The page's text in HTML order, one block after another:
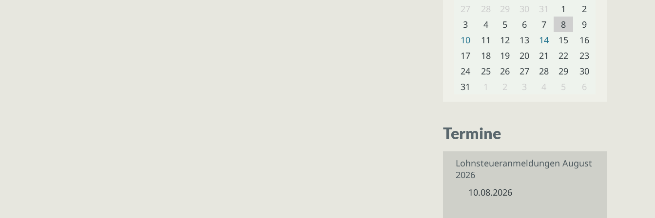
27
28 29 30 31 1
2
3
4 5 6 7 8
9
10
11 12 13 14 15
16
17
18 19 20 21 22
23
24
25 26 27 28 29
30
31
1 2 3 4 5 6
Termine
Lohnsteueranmeldungen August
2026
10.08.2026